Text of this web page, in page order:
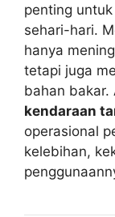
penting
sehari-hari.
hanya
tetapi juga
bahan bakar.
kendaraan
operasional
kelebihan,